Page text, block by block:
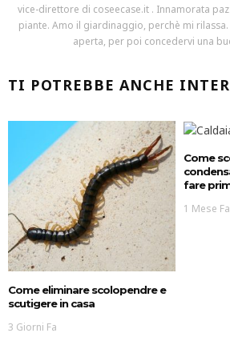
vice-direttore di coseecase.it . Innamorata
piante. Amo il giardinaggio, perchè mi
aperta, per poi concedervi una
TI POTREBBE ANCHE
Come eliminare scolopendre e
scutigere in casa
3 Giorni Fa
Come
fare
1 Mese Fa